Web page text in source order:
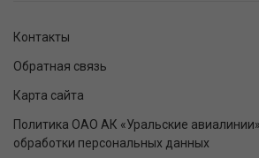
Контакты
Обратная связь
Карта сайта
Политика ОАО АК «Уральские
обработки персональных данных